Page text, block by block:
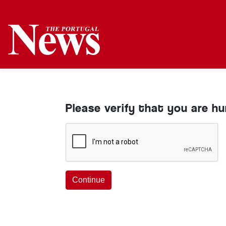
Please verify that you are
Continue